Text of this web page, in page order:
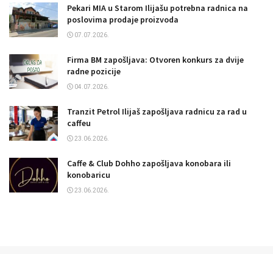
Pekari MIA u Starom Ilijašu potrebna radnica na
poslovima prodaje proizvoda
07.07.2026.
Firma BM zapošljava: Otvoren konkurs za dvije
radne pozicije
04.07.2026.
Tranzit Petrol Ilijaš zapošljava radnicu za rad u
caffeu
23.06.2026.
Caffe & Club Dohho zapošljava konobara ili
konobaricu
23.06.2026.